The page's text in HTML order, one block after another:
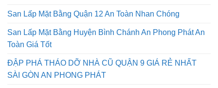
San Lấp Mặt Bằng Quận 12 An Toàn Nhan Chóng
San Lấp Mặt Bằng Huyện Bình Chánh An Phong Phát An
Toàn Giá Tốt
ĐẬP PHÁ THÁO DỠ NHÀ CŨ QUẬN 9 GIÁ RẺ NHẤT
SÀI GÒN AN PHONG PHÁT